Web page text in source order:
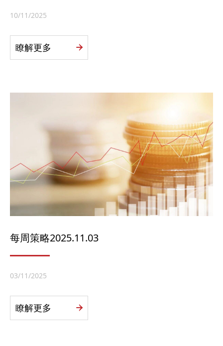
10/11/2025
瞭解更多
每周策略2025.11.03
03/11/2025
瞭解更多